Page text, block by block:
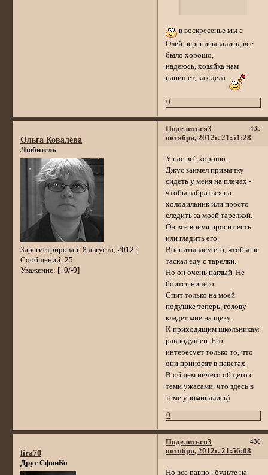
в воскресенье мы с
Олей переписывались, все
было хорошо,
надеюсь, хозяйка нам
напишет, как дела
0
Поделиться 435
3
октября, 2012г. 21:51:28
Ольга Ковалёва
Любитель
Зарегистрирован: 8 августа, 2012г.
Сообщений: 25
Уважение: [+0/-0]
У нас всё хорошо.
Джус заимел привычку
сидеть у меня на плечах -
чтобы забраться на
холодильник или просто
следить за моей тарелкой.
Он всё время просит есть
или гладить его.
Воспитываем его, чтобы не
таскал еду с тарелки.
Но он очень наглый. Не
боится ничего.
Спит только на моей
подушке теперь, голову
кладет мне на щеку.
К приходящим школьникам
равнодушен. Его
интересует только то, что
они приносят в пакетах.
В общем ничего общего с
теми ужасами, что здесь в
теме упоминались)
0
Поделиться 436
3
октября, 2012г. 21:56:08
lira70
Друг СфинКо
Но все равно , будьте на